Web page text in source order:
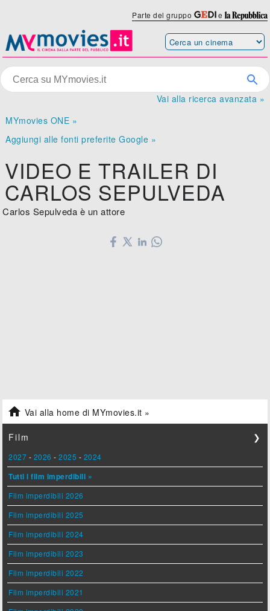
Parte del gruppo e
Vai alla ricerca avanzata »
MYmovies ONE »
Aggiungi alle fonti preferite Google »
VIDEO E TRAILER DI
CARLOS SEPULVEDA
Carlos Sepulveda è un attore
 Vai alla home di MYmovies.it »
Film ❯
2027 - 2026 -2025 - 2024
Tutti i film imperdibili »
Film imperdibili 2026
Film imperdibili 2025
Film imperdibili 2024
Film imperdibili 2023
Film imperdibili 2022
Film imperdibili 2021